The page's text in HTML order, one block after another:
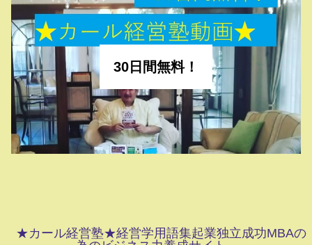
30日間無料！
★カール経営塾★経営学用語集起業独立成功MBAの